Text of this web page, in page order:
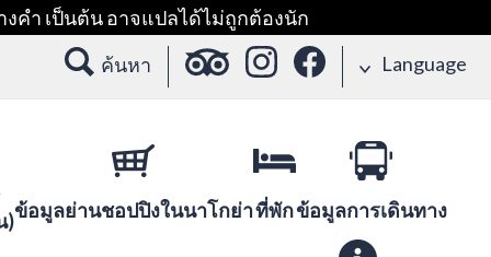
งคำ เป็นต้น อาจแปลได้ไม่ถูกต้องนัก
ค้นหา Language
)ข้อมูลย่านชอปปิงในนาโกย่าที่พักข้อมูลการเดินทาง